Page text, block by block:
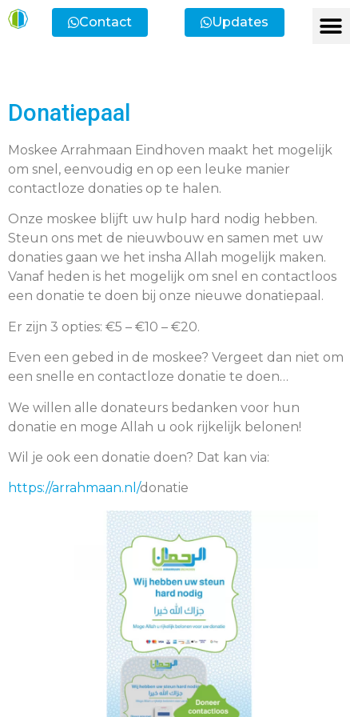
Contact Updates
Donatiepaal
Moskee Arrahmaan Eindhoven maakt het mogelijk
om snel, eenvoudig en op een leuke manier
contactloze donaties op te halen.
Onze moskee blijft uw hulp hard nodig hebben.
Steun ons met de nieuwbouw en samen met uw
donaties gaan we het insha Allah mogelijk maken.
Vanaf heden is het mogelijk om snel en contactloos
een donatie te doen bij onze nieuwe donatiepaal.
Er zijn 3 opties: €5 – €10 – €20.
Even een gebed in de moskee? Vergeet dan niet om
een snelle en contactloze donatie te doen…
We willen alle donateurs bedanken voor hun
donatie en moge Allah u ook rijkelijk belonen!
Wil je ook een donatie doen? Dat kan via:
https://arrahmaan.nl/donatie